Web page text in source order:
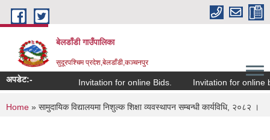
Skip to main content
बेलडाँडी गाउँपालिका
सुदूरपश्चिम प्रदेश,बेलडाँडी,कञ्चनपुर
अपडेट:- Invitation for online Bids. Invitation for online
You are here
Home » सामुदायिक विद्यालयमा निशुल्क शिक्षा व्यवस्थापन सम्बन्धी कार्यविधि, २०८२ ।